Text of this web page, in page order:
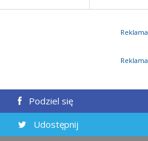
Reklama
Reklama
Podziel się
Udostępnij